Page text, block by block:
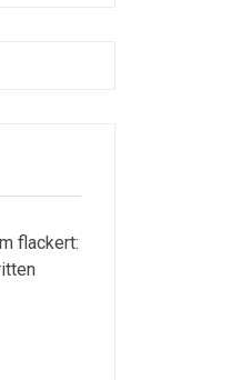
flackert: